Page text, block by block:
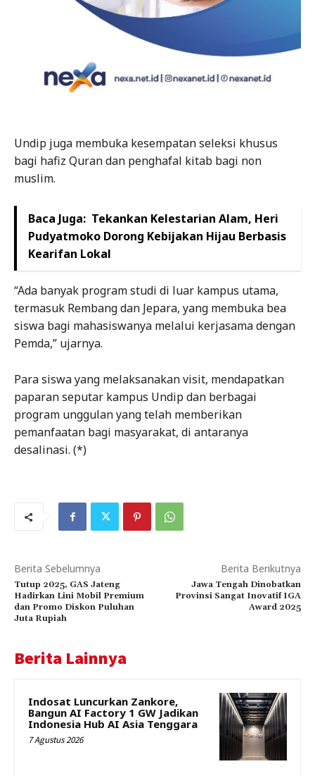
Undip juga membuka kesempatan seleksi khusus
bagi hafiz Quran dan penghafal kitab bagi non
muslim.
Baca Juga: Tekankan Kelestarian Alam, Heri
Pudyatmoko Dorong Kebijakan Hijau Berbasis
Kearifan Lokal
“Ada banyak program studi di luar kampus utama,
termasuk Rembang dan Jepara, yang membuka bea
siswa bagi mahasiswanya melalui kerjasama dengan
Pemda,” ujarnya.
Para siswa yang melaksanakan visit, mendapatkan
paparan seputar kampus Undip dan berbagai
program unggulan yang telah memberikan
pemanfaatan bagi masyarakat, di antaranya
desalinasi. (*)
Berita Sebelumnya
Tutup 2025, GAS Jateng
Hadirkan Lini Mobil Premium
dan Promo Diskon Puluhan
Juta Rupiah
Berita Berikutnya
Jawa Tengah Dinobatkan
Provinsi Sangat Inovatif IGA
Award 2025
Berita Lainnya
Indosat Luncurkan Zankore,
Bangun AI Factory 1 GW Jadikan
Indonesia Hub AI Asia Tenggara
7 Agustus 2026